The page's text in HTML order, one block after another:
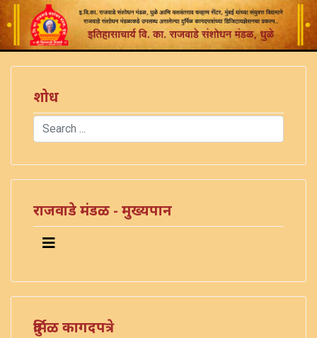
शोध
Search
राजवाडे मंडळ - मुख्यपान
दुर्मिळ कागदपत्रे